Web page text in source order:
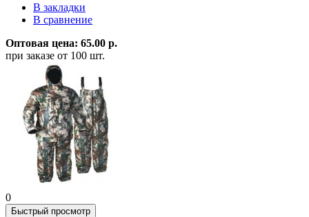
В закладки
В сравнение
Оптовая цена: 65.00 р.
при заказе от 100 шт.
0
Быстрый просмотр